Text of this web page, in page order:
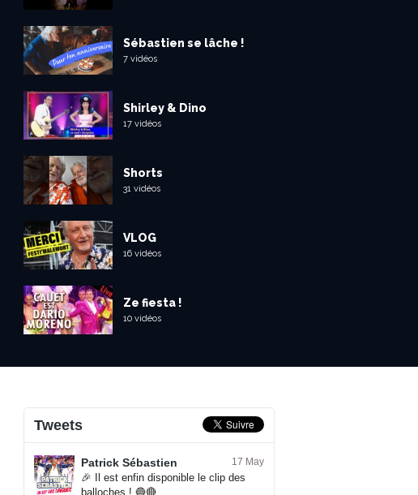
Sébastien se lâche !
7 vidéos
Shirley & Dino
17 vidéos
Shorts
31 vidéos
VLOG
16 vidéos
Ze fiesta !
10 vidéos
Tweets
Patrick Sébastien 17 May
🎉 Il est enfin disponible le clip des
balloches ! 🔵🔴